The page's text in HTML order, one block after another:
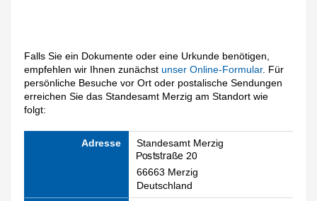
Falls Sie ein Dokumente oder eine Urkunde benötigen,
empfehlen wir Ihnen zunächstunser Online-Formular. Für
persönliche Besuche vor Ort oder postalische Sendungen
erreichen Sie das Standesamt Merzig am Standort wie
folgt:
Adresse Standesamt Merzig
66663 Merzig
Deutschland